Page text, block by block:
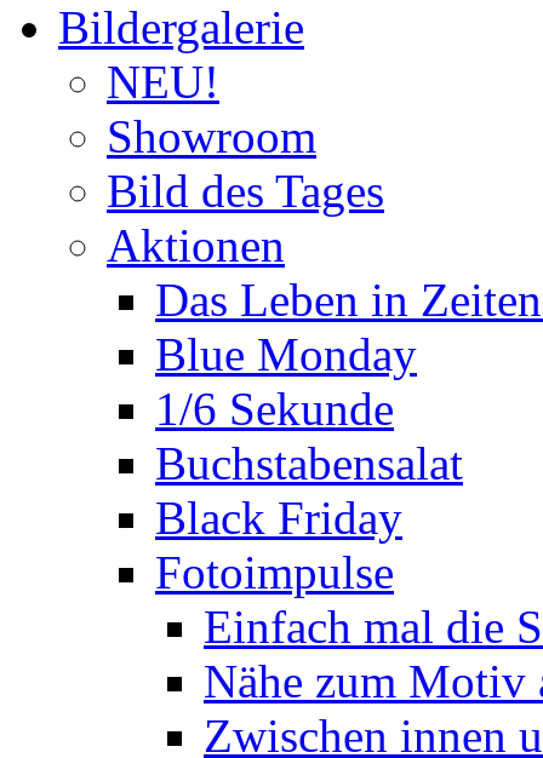
Bildergalerie
NEU!
Showroom
Bild des Tages
Aktionen
Das Leben in
Blue Monday
1/6 Sekunde
Buchstabensalat
Black Friday
Fotoimpulse
Einfach mal die
Nähe zum Motiv
Zwischen innen